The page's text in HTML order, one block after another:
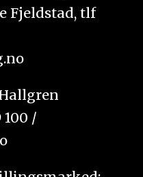
Fjeldstad, tlf
/